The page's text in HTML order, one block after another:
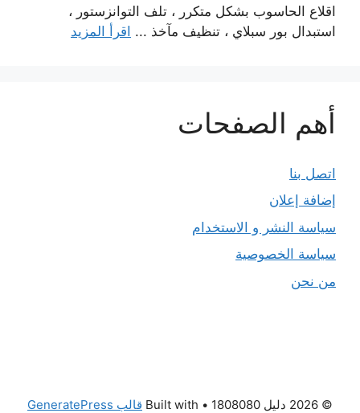
اقلاع الحاسوب بشكل متكرر ، تلف التوانزستور ،
استبدال بور سبلاي ، تنظيف مآخذ ... اقرأ المزيد
أهم الصفحات
اتصل بنا
إضافة إعلان
سياسة النشر و الاستخدام
سياسة الخصوصية
من نحن
© 2026 دليل 1808080 • Built with قالب GeneratePress